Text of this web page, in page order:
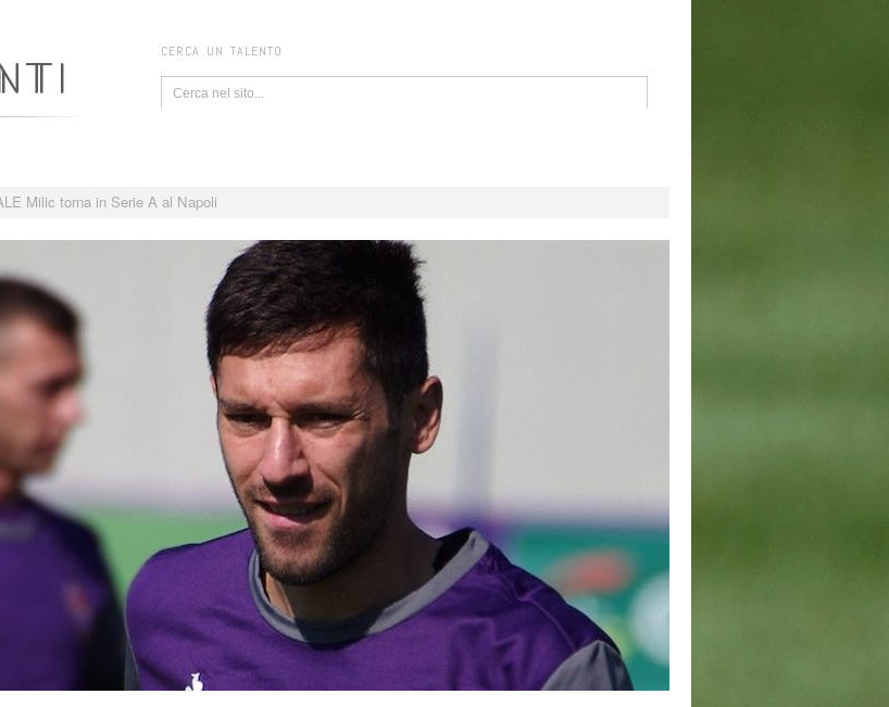
CERCA UN TALENTO
Milic torna in Serie A al Napoli